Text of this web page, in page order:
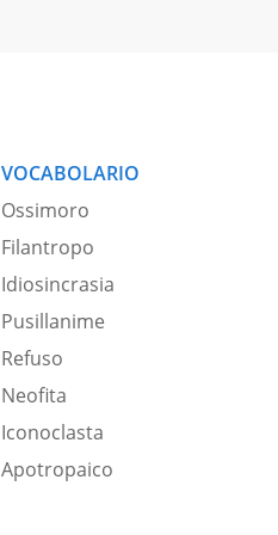
VOCABOLARIO
Ossimoro
Filantropo
Idiosincrasia
Pusillanime
Refuso
Neofita
Iconoclasta
Apotropaico